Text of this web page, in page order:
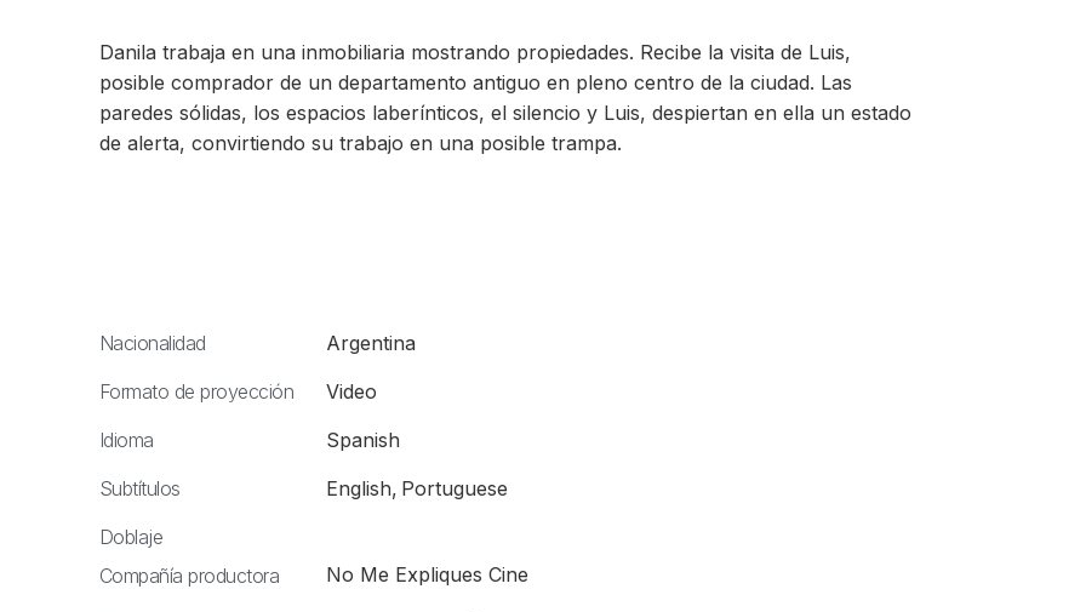
Danila trabaja en una inmobiliaria mostrando propiedades. Recibe la visita de Luis,
posible comprador de un departamento antiguo en pleno centro de la ciudad. Las
paredes sólidas, los espacios laberínticos, el silencio y Luis, despiertan en ella un estado
de alerta, convirtiendo su trabajo en una posible trampa.
Nacionalidad
Argentina
Formato de proyección
Video
Idioma
Spanish
Subtítulos
English, Portuguese
Doblaje
Compañía productora
No Me Expliques Cine